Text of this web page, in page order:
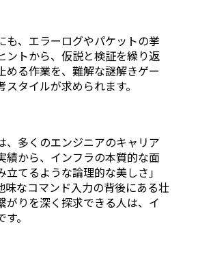
も、エラーログやパケットの挙
ントから、仮説と検証を繰り返
める作業を、難解な謎解きゲー
タイルが求められます。
、多くのエンジニアのキャリア
績から、インフラの本質的な面
立てるような論理的な美しさ」
味なコマンド入力の背後にある壮
がりを深く探求できる人は、イ
。